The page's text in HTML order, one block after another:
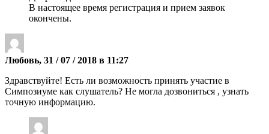
В настоящее время регистрация и прием заявок
окончены.
Любовь, 31 / 07 / 2018 в 11:27
Здравствуйте! Есть ли возможность принять участие в
Симпозиуме как слушатель? Не могла дозвониться , узнать
точную информацию.